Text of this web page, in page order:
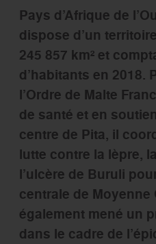
Pays d’Afrique de
dispose d’un
245 857 km² et
d’habitants en 2018.
l’Ordre de Malte
de santé et en
centre de Pita, il
lutte contre la lèpre,
l’ulcère de Buruli
centrale de Moyenne
également mené un
dans le cadre de